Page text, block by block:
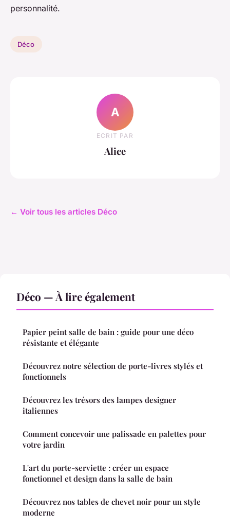
personnalité.
Déco
A
ECRIT PAR
Alice
← Voir tous les articles Déco
Déco — À lire également
Papier peint salle de bain : guide pour une déco
résistante et élégante
Découvrez notre sélection de porte-livres stylés et
fonctionnels
Découvrez les trésors des lampes designer
italiennes
Comment concevoir une palissade en palettes pour
votre jardin
L'art du porte-serviette : créer un espace
fonctionnel et design dans la salle de bain
Découvrez nos tables de chevet noir pour un style
moderne